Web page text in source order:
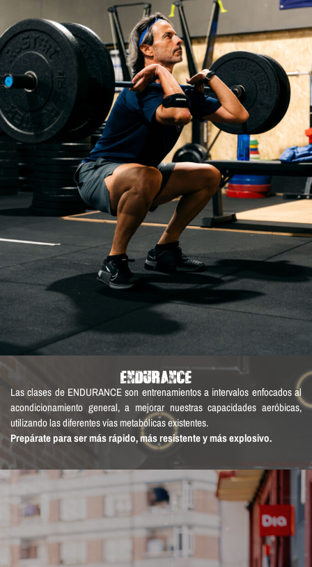
ENDURANCE
Las clases de ENDURANCE son entrenamientos a intervalos enfocados al
acondicionamiento general, a mejorar nuestras capacidades aeróbicas,
utilizando las diferentes vías metabólicas existentes.
Prepárate para ser más rápido, más resistente y más explosivo.